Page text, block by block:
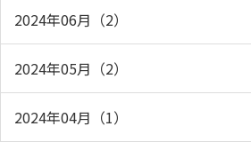
2024年06月（2）
2024年05月（2）
2024年04月（1）